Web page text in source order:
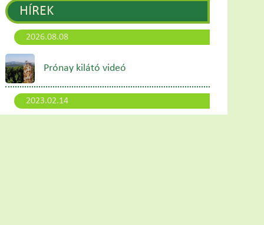
HÍREK
2026.08.08
Prónay kilátó videó
2023.02.14